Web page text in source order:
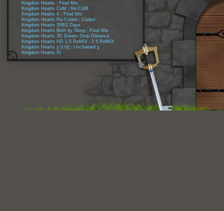
Kingdom Hearts
Final Mix
Kingdom Hearts CoM
Re:CoM
Kingdom Hearts II
Final Mix
Kingdom Hearts Re:Coded
Coded
Kingdom Hearts 358/2 Days
Kingdom Hearts Birth by Sleep
Final Mix
Kingdom Hearts 3D Dream Drop Distance
Kingdom Hearts HD 1.5 ReMIX
2.5 ReMIX
Kingdom Hearts χ [chi]
Unchained χ
Kingdom Hearts III